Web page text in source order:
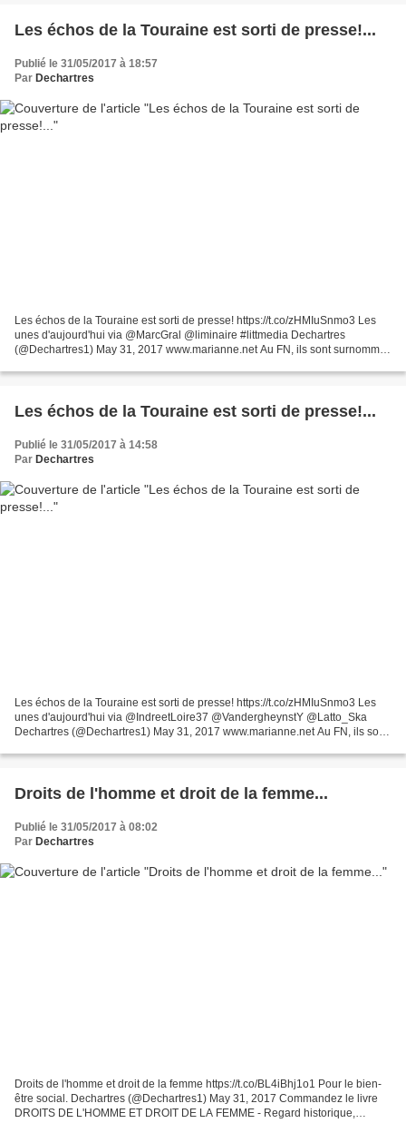
Les échos de la Touraine est sorti de presse!...
Publié le 31/05/2017 à 18:57
Par Dechartres
Les échos de la Touraine est sorti de presse! https://t.co/zHMIuSnmo3 Les
unes d'aujourd'hui via @MarcGral @liminaire #littmedia Dechartres
(@Dechartres1) May 31, 2017 www.marianne.net Au FN, ils sont surnommés
Les échos de la Touraine est sorti de presse!...
Publié le 31/05/2017 à 14:58
Par Dechartres
Les échos de la Touraine est sorti de presse! https://t.co/zHMIuSnmo3 Les
unes d'aujourd'hui via @IndreetLoire37 @VandergheynstY @Latto_Ska
Dechartres (@Dechartres1) May 31, 2017 www.marianne.net Au FN, ils sont
Droits de l'homme et droit de la femme...
Publié le 31/05/2017 à 08:02
Par Dechartres
Droits de l'homme et droit de la femme https://t.co/BL4iBhj1o1 Pour le bien-
être social. Dechartres (@Dechartres1) May 31, 2017 Commandez le livre
DROITS DE L'HOMME ET DROIT DE LA FEMME - Regard historique,